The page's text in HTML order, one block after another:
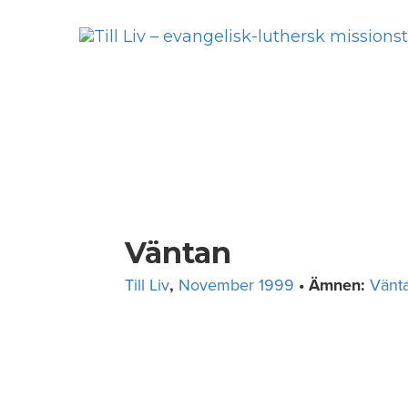
Väntan
Till Liv, November 1999 • Ämnen: